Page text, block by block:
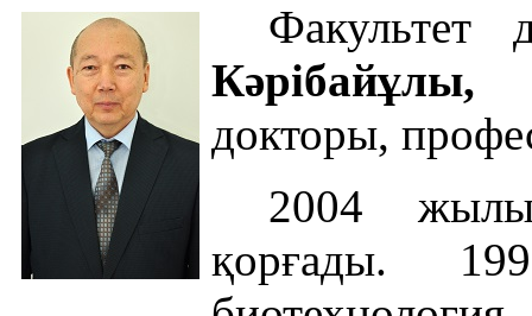
докторы,
2004 жылы
қорғады.